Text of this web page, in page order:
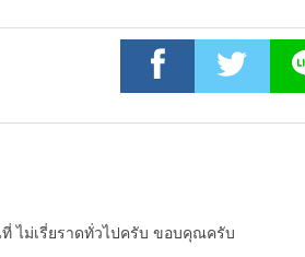
ไม่เรี่ยราดทั่วไปครับ ขอบคุณครับ